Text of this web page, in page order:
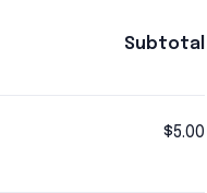
Subtotal
$5.00